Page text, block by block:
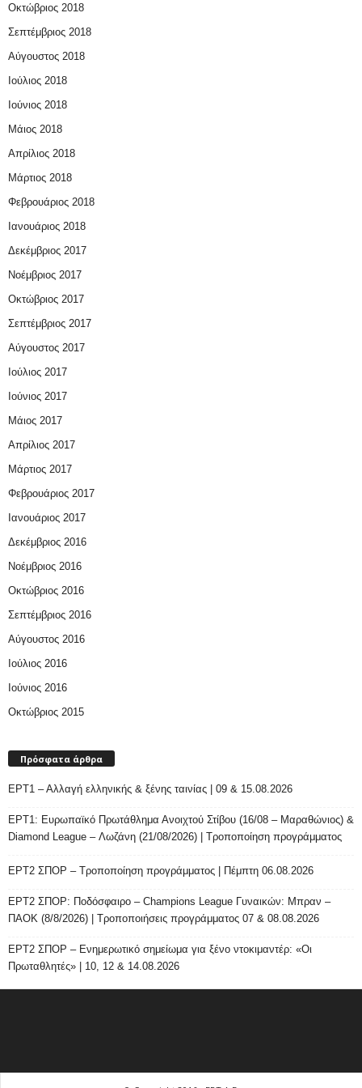
Οκτώβριος 2018
Σεπτέμβριος 2018
Αύγουστος 2018
Ιούλιος 2018
Ιούνιος 2018
Μάιος 2018
Απρίλιος 2018
Μάρτιος 2018
Φεβρουάριος 2018
Ιανουάριος 2018
Δεκέμβριος 2017
Νοέμβριος 2017
Οκτώβριος 2017
Σεπτέμβριος 2017
Αύγουστος 2017
Ιούλιος 2017
Ιούνιος 2017
Μάιος 2017
Απρίλιος 2017
Μάρτιος 2017
Φεβρουάριος 2017
Ιανουάριος 2017
Δεκέμβριος 2016
Νοέμβριος 2016
Οκτώβριος 2016
Σεπτέμβριος 2016
Αύγουστος 2016
Ιούλιος 2016
Ιούνιος 2016
Οκτώβριος 2015
Πρόσφατα άρθρα
ΕΡΤ1 – Αλλαγή ελληνικής & ξένης ταινίας | 09 & 15.08.2026
ΕΡΤ1: Ευρωπαϊκό Πρωτάθλημα Ανοιχτού Στίβου (16/08 – Μαραθώνιος) &
Diamond League – Λωζάνη (21/08/2026) | Τροποποίηση προγράμματος
ΕΡΤ2 ΣΠΟΡ – Τροποποίηση προγράμματος | Πέμπτη 06.08.2026
ΕΡΤ2 ΣΠΟΡ: Ποδόσφαιρο – Champions League Γυναικών: Μπραν –
ΠΑΟΚ (8/8/2026) | Τροποποιήσεις προγράμματος 07 & 08.08.2026
ΕΡΤ2 ΣΠΟΡ – Ενημερωτικό σημείωμα για ξένο ντοκιμαντέρ: «Οι
Πρωταθλητές» | 10, 12 & 14.08.2026